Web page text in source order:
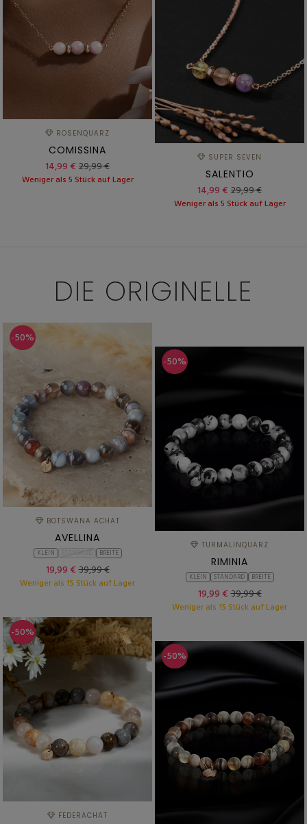
ROSENQUARZ
COMISSINA
14,99 € 29,99 €
Weniger als 5 Stück auf Lager
SUPER SEVEN
SALENTIO
14,99 € 29,99 €
Weniger als 5 Stück auf Lager
DIE ORIGINELLE
-50%
BOTSWANA ACHAT
AVELLINA
KLEIN BREITE
19,99 €39,99 €
Weniger als 15 Stück auf Lager
-50%
TURMALINQUARZ
RIMINIA
KLEIN STANDARD BREITE
19,99 €39,99 €
Weniger als 15 Stück auf Lager
-50%
FEDERACHAT
-50%